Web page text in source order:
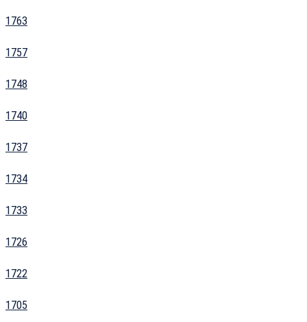
1763
1757
1748
1740
1737
1734
1733
1726
1722
1705